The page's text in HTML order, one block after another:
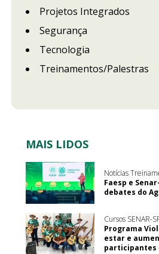
Projetos Integrados
Segurança
Tecnologia
Treinamentos/Palestras
MAIS LIDOS
Notícias
Faesp e
debates do
Cursos SENAR-
Programa
estar e
participantes